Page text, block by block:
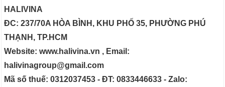
HALIVINA
ĐC: 237/70A HÒA BÌNH, KHU PHỐ 35, PHƯỜNG PHÚ
THẠNH, TP.HCM
Website: www.halivina.vn , Email:
halivinagroup@gmail.com
Mã số thuế: 0312037453 - ĐT: 0833446633 - Zalo: